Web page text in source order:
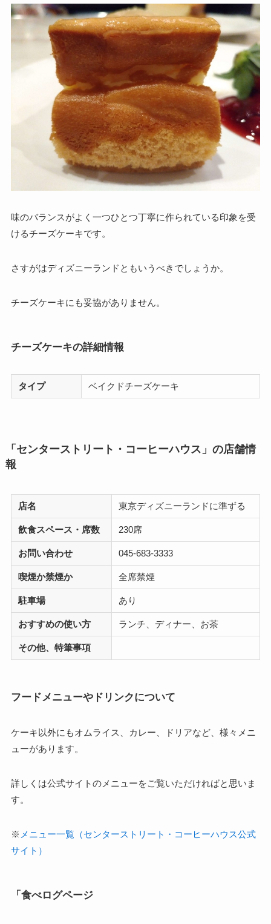
味のバランスがよく一つひとつ丁寧に作られている印象を受
けるチーズケーキです。
さすがはディズニーランドともいうべきでしょうか。
チーズケーキにも妥協がありません。
チーズケーキの詳細情報
タイプ ベイクドチーズケーキ
「センターストリート・コーヒーハウス」の店舗情
報
店名 東京ディズニーランドに準ずる
飲食スペース・席数 230席
お問い合わせ 045-683-3333
喫煙か禁煙か 全席禁煙
駐車場 あり
おすすめの使い方 ランチ、ディナー、お茶
その他、特筆事項
フードメニューやドリンクについて
ケーキ以外にもオムライス、カレー、ドリアなど、様々メニ
ューがあります。
詳しくは公式サイトのメニューをご覧いただければと思いま
す。
※ メニュー一覧（センターストリート・コーヒーハウス公式
サイト）
「食べログページ